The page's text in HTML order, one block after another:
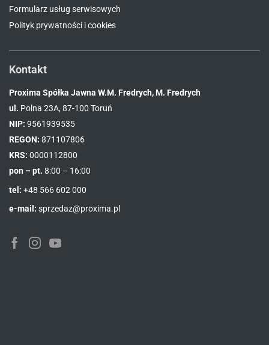
Formularz usług serwisowych
Polityk prywatności i cookies
Kontakt
Proxima Spółka Jawna W.M. Fredrych, M. Fredrych
ul. Polna 23A, 87-100 Toruń
NIP: 9561939535
REGON: 871107806
KRS: 0000112800
pon – pt. 8:00 – 16:00
tel: +48 566 602 000
e-mail: sprzedaz@proxima.pl
FacebookInstagramYoutube